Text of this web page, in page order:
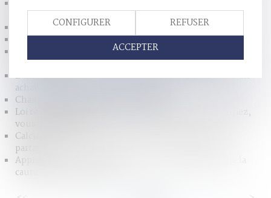
procédure de divorce
Paiement fractionné des droits de succession
Loi du 21 février 2022 visant à réformer l'adoption
Loi du 31 janvier 2022 : mettre fin aux thérapies de
conversion
L’indivisaire qui rembourse le crédit-relais finançant un
achat indivis a droit à une indemnité
Changement de régime matrimonial
Loi responsabilité pénale et sécurité intérieure : souriez,
vous êtes filmés
Calcul de l’indemnité de réduction en l’absence de
partage
Appréciation de la disproportion de l'engagement de la
caution séparée de biens
CONFIGURER
REFUSER
ACCEPTER